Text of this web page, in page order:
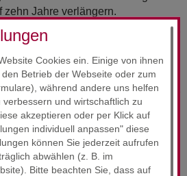
Cookies ein. Einige von ihnen
Betrieb der Webseite oder zum
während andere uns helfen
und wirtschaftlich zu
akzeptieren oder per Klick auf
individuell anpassen" diese
können Sie jederzeit aufrufen
abwählen (z. B. im
Bitte beachten Sie, dass auf
zehn Jahre verlängern.
soll noch vor der
bereits nach der Verkündung
Wir werden Sie nach Abschluss
noch einmal umfassend über
2017